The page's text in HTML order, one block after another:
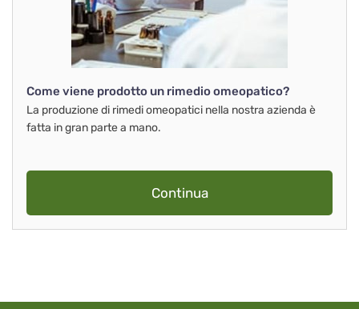
Come viene prodotto un rimedio omeopatico?
La produzione di rimedi omeopatici nella nostra azienda è
fatta in gran parte a mano.
Continua